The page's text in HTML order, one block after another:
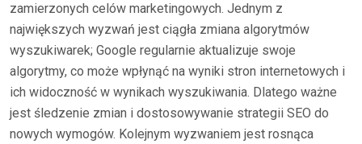
zamierzonych celów marketingowych. Jednym z
największych wyzwań jest ciągła zmiana algorytmów
wyszukiwarek; Google regularnie aktualizuje swoje
algorytmy, co może wpłynąć na wyniki stron internetowych i
ich widoczność w wynikach wyszukiwania. Dlatego ważne
jest śledzenie zmian i dostosowywanie strategii SEO do
nowych wymogów. Kolejnym wyzwaniem jest rosnąca